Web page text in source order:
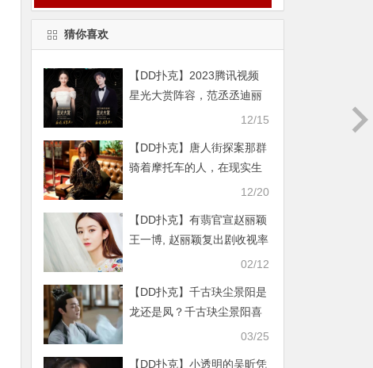
猜你喜欢
【DD扑克】2023腾讯视频
星光大赏阵容，范丞丞迪丽
12/15
【DD扑克】唐人街探案那群
骑着摩托车的人，在现实生
12/20
【DD扑克】有翡官宣赵丽颖
王一博, 赵丽颖复出剧收视率
02/12
【DD扑克】千古玦尘景阳是
龙还是凤？千古玦尘景阳喜
03/25
【DD扑克】小透明的吴昕凭